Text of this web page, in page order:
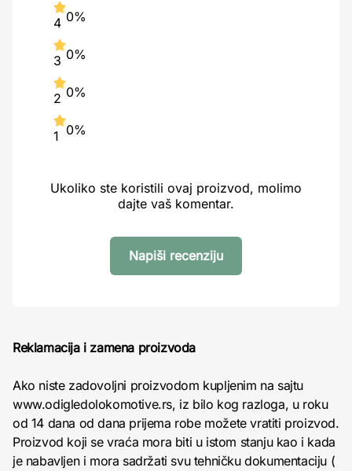
4 0%
3 0%
2 0%
1 0%
Ukoliko ste koristili ovaj proizvod, molimo
dajte vaš komentar.
Napiši recenziju
Reklamacija i zamena proizvoda
Ako niste zadovoljni proizvodom kupljenim na sajtu
www.odigledolokomotive.rs, iz bilo kog razloga, u roku
od 14 dana od dana prijema robe možete vratiti proizvod.
Proizvod koji se vraća mora biti u istom stanju kao i kada
je nabavljen i mora sadržati svu tehničku dokumentaciju (